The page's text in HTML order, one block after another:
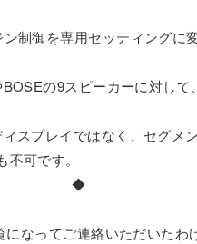
制御を専用セッティングに変
の9スピーカーに対し
スプレイではなく、セグ
可です。
◆
なってご連絡いただいたわ